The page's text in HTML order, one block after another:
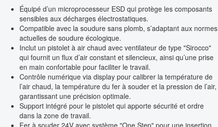
Équipé d’un microprocesseur ESD qui protège les composants
sensibles aux décharges électrostatiques.
Compatible avec la soudure sans plomb, s’adaptant aux normes
actuelles de soudure écologique.
Inclut un pistolet à air chaud avec ventilateur de type "Sirocco"
qui fournit un flux d’air constant et silencieux, ainsi qu’une prise
en main confortable pour faciliter le travail.
Contrôle numérique via display pour calibrer la température de
l’air chaud, la température du fer à souder et la pression de l’air,
garantissant une précision optimale.
Support intégré pour le pistolet qui apporte sécurité et ordre
dans la zone de travail.